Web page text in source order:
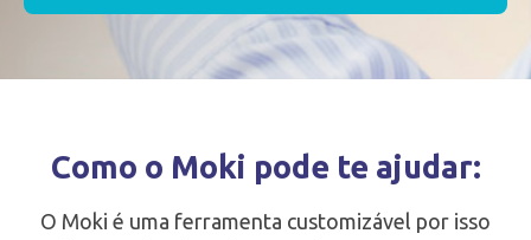
Como o Moki pode te ajudar:
O Moki é uma ferramenta customizável por isso